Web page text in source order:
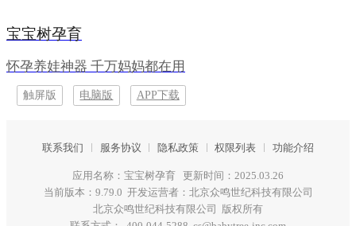
宝宝树孕育
怀孕养娃神器 千万妈妈都在用
触屏版 电脑版 APP下载
联系我们 服务协议 隐私政策 权限列表 功能介绍
应用名称：宝宝树孕育 更新时间：2025.03.26
当前版本：9.79.0 开发运营者：北京众鸣世纪科技有限公司
北京众鸣世纪科技有限公司 版权所有